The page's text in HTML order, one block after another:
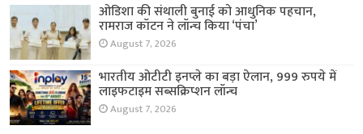
ओडिशा की संथाली बुनाई को आधुनिक पहचान,
रामराज कॉटन ने लॉन्च किया ‘पंचा’
August 7, 2026
भारतीय ओटीटी इनप्ले का बड़ा ऐलान, 999 रुपये में
लाइफटाइम सब्सक्रिप्शन लॉन्च
August 7, 2026